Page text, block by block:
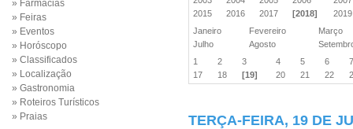
» Farmácias
» Feiras
» Eventos
» Horóscopo
» Classificados
» Localização
» Gastronomia
» Roteiros Turísticos
» Praias
2015
2016 2017 [2018]
Janeiro
Fevereiro
Março
Julho
Agosto
1
2 3 4 5 6
17
18 [19] 20 21 22
TERÇA-FEIRA, 19 DE